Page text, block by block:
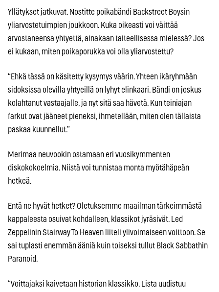
Yllätykset jatkuvat. Nostitte poikabändi Backstreet Boysin
yliarvostetuimpien joukkoon. Kuka oikeasti voi väittää
arvostaneensa yhtyettä, ainakaan taiteellisessa mielessä? Jos
ei kukaan, miten poikaporukka voi olla yliarvostettu?
“Ehkä tässä on käsitetty kysymys väärin. Yhteen ikäryhmään
sidoksissa olevilla yhtyeillä on lyhyt elinkaari. Bändi on joskus
kolahtanut vastaajalle, ja nyt sitä saa hävetä. Kun teiniajan
farkut ovat jääneet pieneksi, ihmetellään, miten olen tällaista
paskaa kuunnellut.”
Merimaa neuvookin ostamaan eri vuosikymmenten
diskokokoelmia. Niistä voi tunnistaa monta myötähäpeän
hetkeä.
Entä ne hyvät hetket? Oletuksemme maailman tärkeimmästä
kappaleesta osuivat kohdalleen, klassikot jyräsivät. Led
Zeppelinin Stairway To Heaven liiteli ylivoimaiseen voittoon. Se
sai tuplasti enemmän ääniä kuin toiseksi tullut Black Sabbathin
Paranoid.
“Voittajaksi kaivetaan historian klassikko. Lista uudistuu